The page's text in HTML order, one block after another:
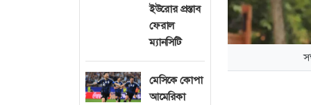
ইউরোর প্রস্তাব
ফেরাল
ম্যানসিটি
মেসিকে কোপা
আমেরিকা